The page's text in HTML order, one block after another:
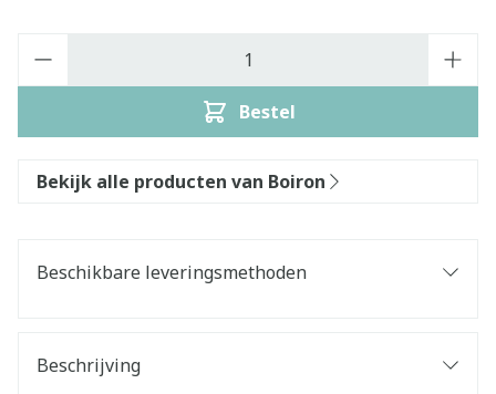
Bestel
Bekijk alle producten van Boiron
Beschikbare leveringsmethoden
Beschrijving